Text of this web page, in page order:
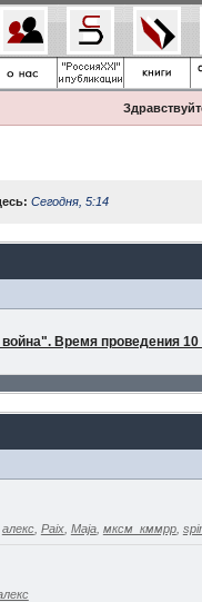
Сегодня, 5:14
Время проведения 10
алекс, Paix, Maja, мксм_кммрр,